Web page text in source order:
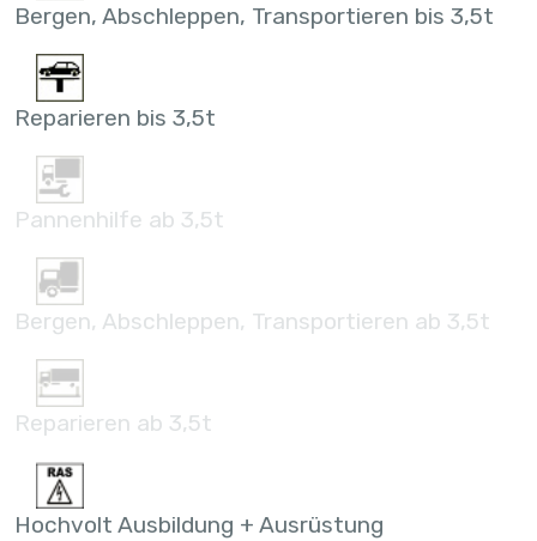
Bergen, Abschleppen, Transportieren bis 3,5t
Reparieren bis 3,5t
Pannenhilfe ab 3,5t
Bergen, Abschleppen, Transportieren ab 3,5t
Reparieren ab 3,5t
Hochvolt Ausbildung + Ausrüstung